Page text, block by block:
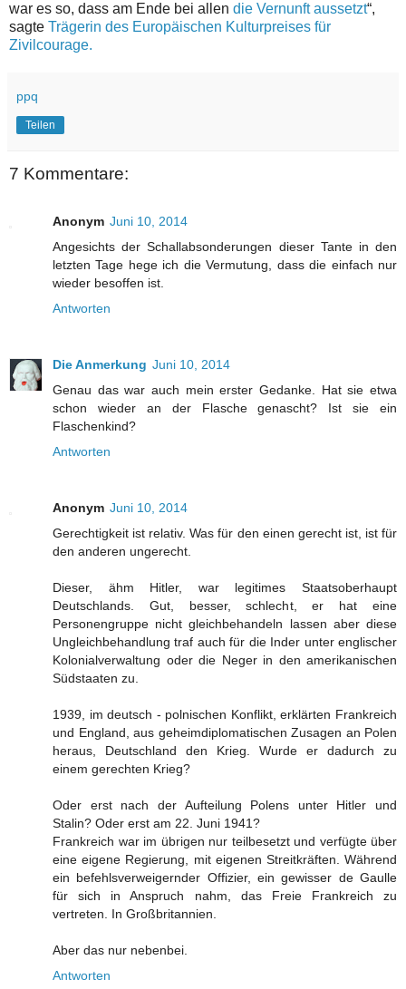
war es so, dass am Ende bei allen die Vernunft aussetzt“,
sagte Trägerin des Europäischen Kulturpreises für
Zivilcourage.
ppq
Teilen
7 Kommentare:
Anonym Juni 10, 2014
Angesichts der Schallabsonderungen dieser Tante in den
letzten Tage hege ich die Vermutung, dass die einfach nur
wieder besoffen ist.
Antworten
Die Anmerkung Juni 10, 2014
Genau das war auch mein erster Gedanke. Hat sie etwa
schon wieder an der Flasche genascht? Ist sie ein
Flaschenkind?
Antworten
Anonym Juni 10, 2014
Gerechtigkeit ist relativ. Was für den einen gerecht ist, ist für
den anderen ungerecht.
Dieser, ähm Hitler, war legitimes Staatsoberhaupt
Deutschlands. Gut, besser, schlecht, er hat eine
Personengruppe nicht gleichbehandeln lassen aber diese
Ungleichbehandlung traf auch für die Inder unter englischer
Kolonialverwaltung oder die Neger in den amerikanischen
Südstaaten zu.
1939, im deutsch - polnischen Konflikt, erklärten Frankreich
und England, aus geheimdiplomatischen Zusagen an Polen
heraus, Deutschland den Krieg. Wurde er dadurch zu
einem gerechten Krieg?
Oder erst nach der Aufteilung Polens unter Hitler und
Stalin? Oder erst am 22. Juni 1941?
Frankreich war im übrigen nur teilbesetzt und verfügte über
eine eigene Regierung, mit eigenen Streitkräften. Während
ein befehlsverweigernder Offizier, ein gewisser de Gaulle
für sich in Anspruch nahm, das Freie Frankreich zu
vertreten. In Großbritannien.
Aber das nur nebenbei.
Antworten